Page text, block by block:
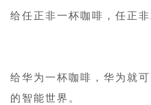
给任正非一杯咖啡，任正
给华为一杯咖啡，华为就
的智能世界。